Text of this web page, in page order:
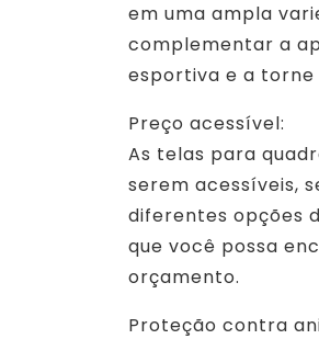
em uma ampla
complementar a
esportiva e a
Preço acessível:
As telas para
serem acessíveis,
diferentes opções
que você possa
orçamento.
Proteção contra